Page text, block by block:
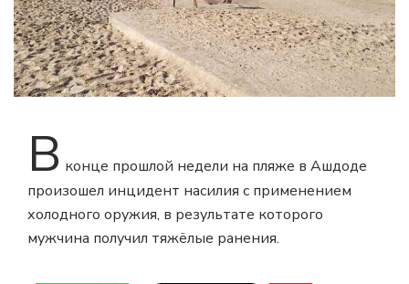
В конце прошлой недели на пляже в Ашдоде
произошел инцидент насилия с применением
холодного оружия, в результате которого
мужчина получил тяжёлые ранения.